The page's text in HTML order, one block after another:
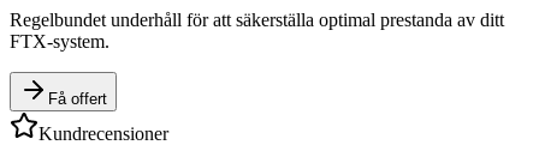
Regelbundet underhåll för att säkerställa optimal prestanda av ditt
FTX-system.
Få offert
Kundrecensioner